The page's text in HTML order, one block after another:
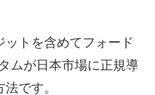
トを含めてフォード
ムが日本市場に正規導
です。